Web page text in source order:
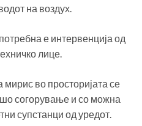
на воздух.
е интервенција од
лице.
мирис во просторијата се
согорување и со можна
супстанци од уредот.